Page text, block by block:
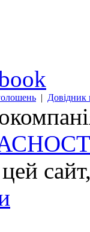
| Довідник